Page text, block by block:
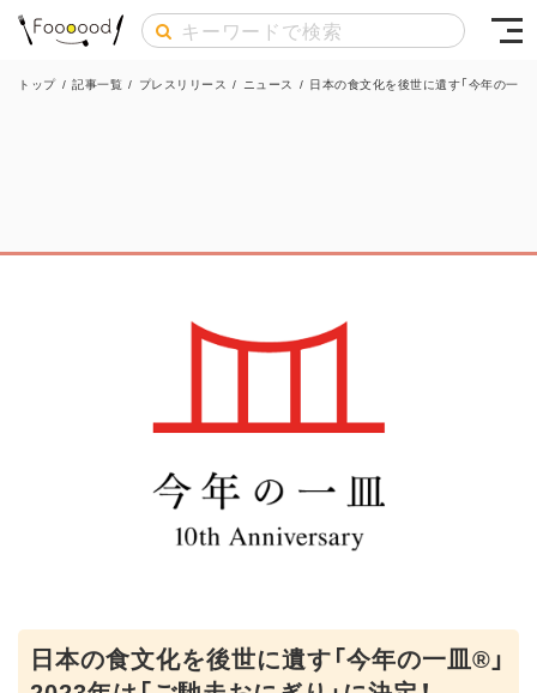
トップ / 記事一覧 / プレスリリース / ニュース / 日本の食文化を後世に遺す「今年の一皿
日本の食文化を後世に遺す「今年の一皿®」